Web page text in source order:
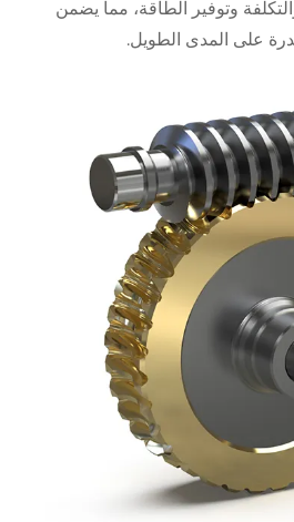
وتوفير الطاقة، مما يضمن
على المدى الطويل.